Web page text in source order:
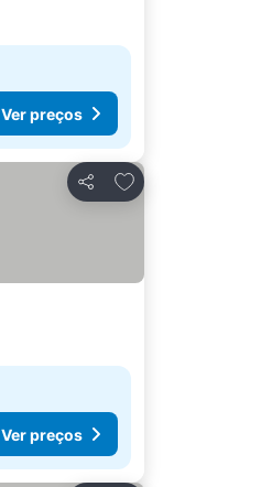
Ver preços
Partilhar
Adicionar aos
Ver preços